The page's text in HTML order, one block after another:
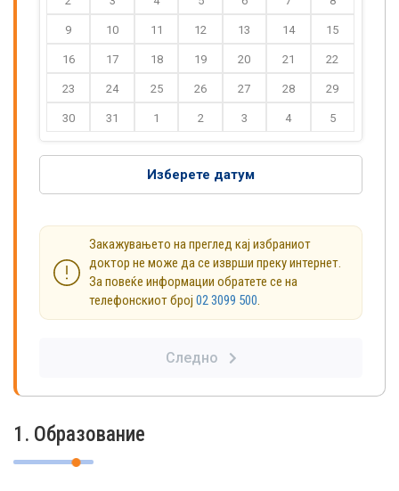
9 10 11 12 13 14 15
16 17 18 19 20 21 22
23 24 25 26 27 28 29
30 31 1 2 3 4 5
Изберете датум
Закажувањето на преглед кај избраниот
доктор не може да се изврши преку интернет.
За повеќе информации обратете се на
телефонскиот број 02 3099 500.
Следно
1. Образование